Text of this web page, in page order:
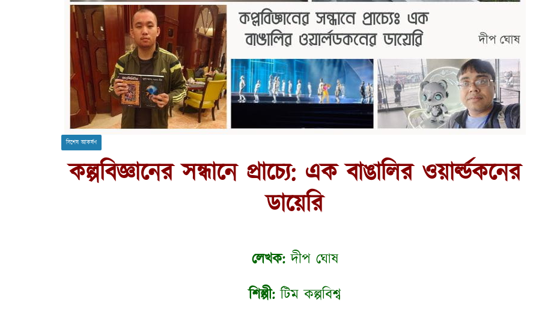
বিশেষ আকর্ষণ
কল্পবিজ্ঞানের সন্ধানে প্রাচ্যে: এক বাঙালির ওয়ার্ল্ডকনের
ডায়েরি
লেখক:দীপ ঘোষ
শিল্পী: টিম কল্পবিশ্ব